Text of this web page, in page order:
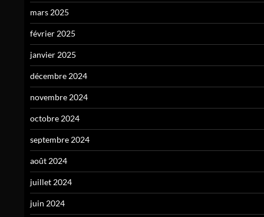
mars 2025
février 2025
janvier 2025
décembre 2024
novembre 2024
octobre 2024
septembre 2024
août 2024
juillet 2024
juin 2024